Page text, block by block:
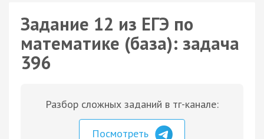
Задание 12 из ЕГЭ по
математике (база): задача
396
Разбор сложных заданий в тг-канале:
Посмотреть